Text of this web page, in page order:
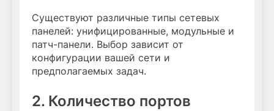
Существуют различные типы сетевых
панелей: унифицированные, модульные и
патч-панели. Выбор зависит от
конфигурации вашей сети и
предполагаемых задач.
2. Количество портов